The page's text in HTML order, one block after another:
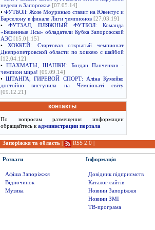
недели в Запорожье [07.05.14]
•ФУТБОЛ: Жозе Моуринью ставит на Ювентус и
Барселону в финале Лиги чемпионов [27.03.19]
• ФУТЗАЛ, ПЛЯЖНЫЙ ФУТБОЛ: Команда
«Бешенные Псы» обладатели Кубка Запорожской
АЭС [15.01.15]
•ХОККЕЙ: Стартовал открытый чемпионат
Днепропетровской области по хоккею с шайбой
[12.04.12]
•ШАХМАТЫ, ШАШКИ: Богдан Панченков -
чемпион мира! [09.09.14]
•ШТАНГА, ГИРЕВОЙ СПОРТ: Аліна Кумейко
достойно виступила на Чемпіонаті світу
[09.12.21]
контакты
По вопросам размещения информации
обращайтесь к администрации портала
Запоріжжя та область RSS 2.0
Розваги
Афіша Запоріжжя
Відпочинок
Музика
Інформація
Довідник підприємств
Каталог сайтів
Новини Запоріжжя
Новини ЗМІ
ТВ-програма